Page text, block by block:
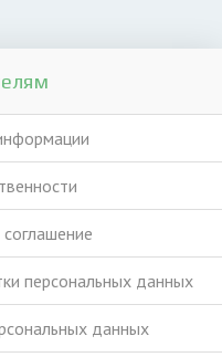
персональных данных
данных